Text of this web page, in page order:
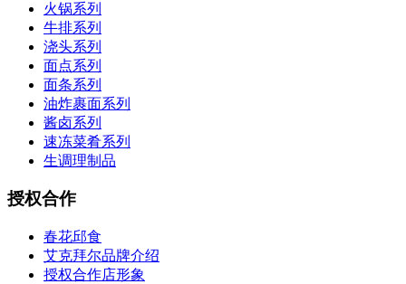
火锅系列
牛排系列
浇头系列
面点系列
面条系列
油炸裹面系列
酱卤系列
速冻菜肴系列
生调理制品
授权合作
春花邱食
艾克拜尔品牌介绍
授权合作店形象